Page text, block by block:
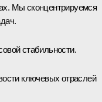
Мы сконцентрируемся
стабильности.
ключевых отраслей